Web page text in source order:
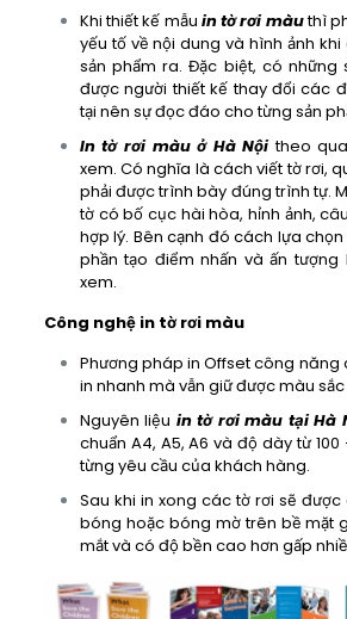
Khi thiết kế mẫu in tờ rơi màuthì
yếu tố về nội dung và hình ảnh
sản phẩm ra. Đặc biệt, có những
được người thiết kế thay đổi các
tại nên sự đọc đáo cho từng sản
In tờ rơi màu ở Hà Nộitheo
xem. Có nghĩa là cách viết tờ rơi,
phải được trình bày đúng trình tự.
tờ có bố cục hài hòa, hỉnh ảnh,
hợp lý. Bên cạnh đó cách lựa
phần tạo điểm nhấn và ấn tượng
xem.
Công nghệ in tờ rơi màu
Phương pháp in Offset công năng
in nhanh mà vẫn giữ được màu sắc
Nguyên liệu in tờ rơi màu tại Hà
chuẩn A4, A5, A6 và độ dày từ
từng yêu cầu của khách hàng.
Sau khi in xong các tờ rơi sẽ
bóng hoặc bóng mờ trên bề mặt
mắt và có độ bền cao hơn gấp